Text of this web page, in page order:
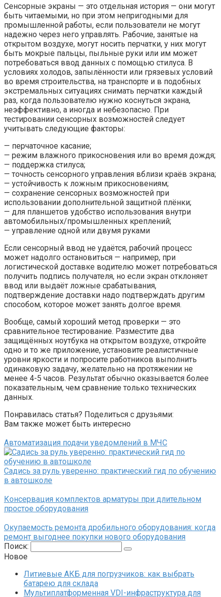
Сенсорные экраны — это отдельная история — они могут
быть читаемыми, но при этом непригодными для
промышленной работы, если пользователи не могут
надежно через него управлять. Рабочие, занятые на
открытом воздухе, могут носить перчатки, у них могут
быть мокрые пальцы, пыльные руки или им может
потребоваться ввод данных с помощью стилуса. В
условиях холодов, запылённости или грязевых условий
во время строительства, на транспорте и в подобных
экстремальных ситуациях снимать перчатки каждый
раз, когда пользователю нужно коснуться экрана,
неэффективно, а иногда и небезопасно. При
тестировании сенсорных возможностей следует
учитывать следующие факторы:
— перчаточное касание;
— режим влажного прикосновения или во время дождя;
— поддержка стилуса;
— точность сенсорного управления вблизи краёв экрана;
— устойчивость к ложным прикосновениям;
— сохранение сенсорных возможностей при
использовании дополнительной защитной плёнки;
— для планшетов удобство использования внутри
автомобильных/промышленных креплений;
— управление одной или двумя руками
Если сенсорный ввод не удаётся, рабочий процесс
может надолго остановиться — например, при
логистической доставке водителю может потребоваться
получить подпись получателя, но если экран отклоняет
ввод или выдаёт ложные срабатывания,
подтверждение доставки надо подтверждать другим
способом, которое может занять долгое время.
Вообще, самый хороший метод проверки — это
сравнительное тестирование. Разместите два
защищённых ноутбука на открытом воздухе, откройте
одно и то же приложение, установите реалистичные
уровни яркости и попросите работников выполнить
одинаковую задачу, желательно на протяжении не
менее 4-5 часов. Результат обычно оказывается более
показательным, чем сравнение только технических
данных.
Понравилась статья? Поделиться с друзьями:
Вам также может быть интересно
Автоматизация подачи уведомлений в МЧС
Садись за руль уверенно: практический гид по обучению
в автошколе
Консервация комплектов арматуры при длительном
простое оборудования
Окупаемость ремонта дробильного оборудования: когда
ремонт выгоднее покупки нового оборудования
Поиск:
Новое
Литиевые АКБ для погрузчиков: как выбрать
батарею для склада
Мультиплатформенная VDI-инфраструктура для